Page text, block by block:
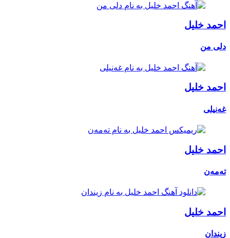
احمد خلیل
دلی من
احمد خلیل
غەنیلی
احمد خلیل
تەمەن
احمد خلیل
زیندان